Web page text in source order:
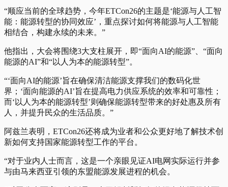
“顺应当前的全球趋势，今年ETCon26的主题是‘能源与人工智
能：能源转型的协同效应’，重点探讨如何将能源与人工智能
相结合，构建永续的未来。”
他指出，大会将围绕3大支柱展开，即“面向AI的能源”、“面向
能源的AI”和“以人为本的能源转型”。
“‘面向AI的能源’旨在确保清洁能源支撑我们的数码化世
界；‘面向能源的AI’旨在提高电力供应系统的效率和可靠性；
而‘以人为本的能源转型’则确保能源转型带来的好处惠及所有
人，并提升民众的生活品质。”
阿兹兰表明，ETCon26还将成为业者和公众更好地了解技术创
新如何支持国家能源转型工作的平台。
“对于业内人士而言，这是一个亲眼见证AI电网实际运行并参
与由马来西亚引领的东盟能源发展进程的机会。